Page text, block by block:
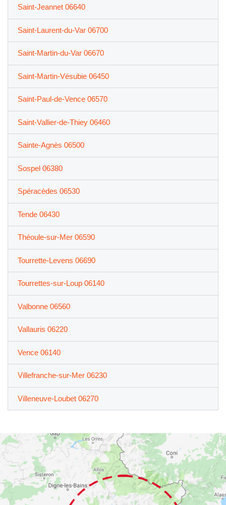
Saint-Jeannet 06640
Saint-Laurent-du-Var 06700
Saint-Martin-du-Var 06670
Saint-Martin-Vésubie 06450
Saint-Paul-de-Vence 06570
Saint-Vallier-de-Thiey 06460
Sainte-Agnès 06500
Sospel 06380
Spéracèdes 06530
Tende 06430
Théoule-sur-Mer 06590
Tourrette-Levens 06690
Tourrettes-sur-Loup 06140
Valbonne 06560
Vallauris 06220
Vence 06140
Villefranche-sur-Mer 06230
Villeneuve-Loubet 06270